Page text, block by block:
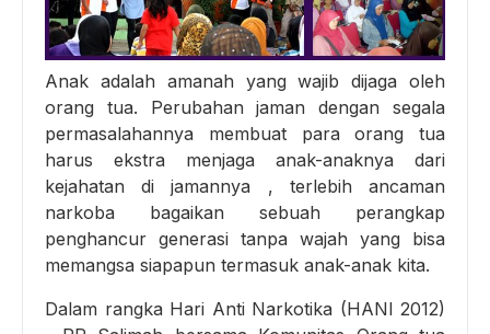
Anak adalah amanah yang wajib dijaga oleh
orang tua. Perubahan jaman dengan segala
permasalahannya membuat para orang tua
harus ekstra menjaga anak-anaknya dari
kejahatan di jamannya , terlebih ancaman
narkoba bagaikan sebuah perangkap
penghancur generasi tanpa wajah yang bisa
memangsa siapapun termasuk anak-anak kita.
Dalam rangka Hari Anti Narkotika (HANI 2012)